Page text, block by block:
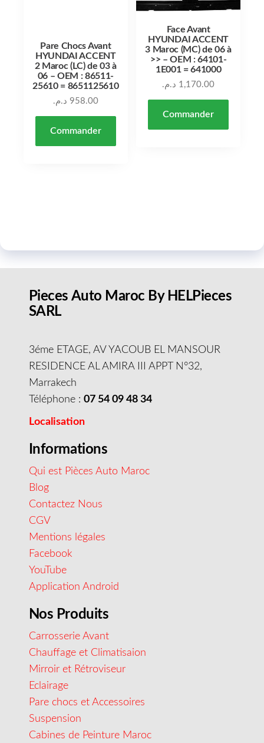
Pare Chocs Avant
HYUNDAI ACCENT
2 Maroc (LC) de 03 à
06 – OEM : 86511-
25610 = 8651125610
958.00 د.م.
Commander
Face Avant
HYUNDAI ACCENT
3 Maroc (MC) de 06 à
>> – OEM : 64101-
1E001 = 641000
1,170.00 د.م.
Commander
Pieces Auto Maroc By HELPieces
SARL
3éme ETAGE, AV YACOUB EL MANSOUR
RESIDENCE AL AMIRA III APPT N°32,
Marrakech
Téléphone : 07 54 09 48 34
Localisation
Informations
Qui est Pièces Auto Maroc
Blog
Contactez Nous
CGV
Mentions légales
Facebook
YouTube
Application Android
Nos Produits
Carrosserie Avant
Chauffage et Climatisaion
Mirroir et Rétroviseur
Eclairage
Pare chocs et Accessoires
Suspension
Cabines de Peinture Maroc